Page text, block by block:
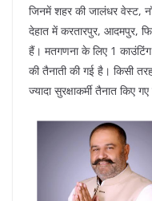
जिनमें शहर की जालंधर वेस्ट,
देहात में करतारपुर, आदमपुर,
हैं। मतगणना के लिए 1 काउंटिंग
की तैनाती की गई है। किसी
ज्यादा सुरक्षाकर्मी तैनात किए